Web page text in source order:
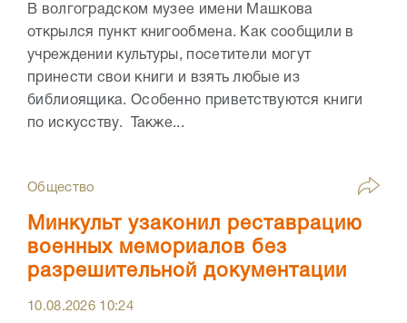
В волгоградском музее имени Машкова
открылся пункт книгообмена. Как сообщили в
учреждении культуры, посетители могут
принести свои книги и взять любые из
библиоящика. Особенно приветствуются книги
по искусству. Также...
Общество
Минкульт узаконил реставрацию
военных мемориалов без
разрешительной документации
10.08.2026 10:24